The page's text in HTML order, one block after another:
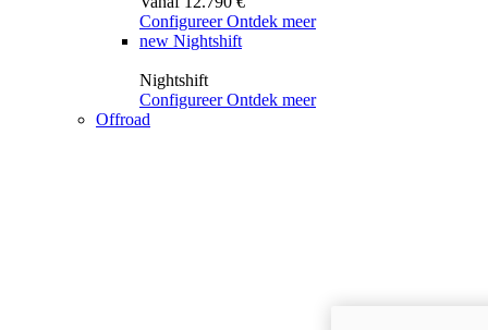
Configureer Ontdek meer
new Nightshift
Nightshift
Configureer Ontdek meer
Offroad